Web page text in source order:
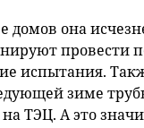
домов она
провести
испытания.
зиме
ТЭЦ. А это